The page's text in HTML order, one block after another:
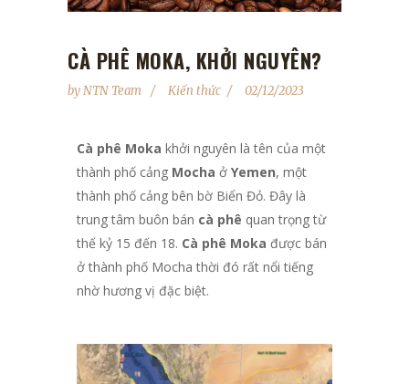
CÀ PHÊ MOKA, KHỞI NGUYÊN?
byNTN Team Kiến thức 02/12/2023
Cà phê Moka khởi nguyên là tên của một
thành phố cảng Mocha ở Yemen, một
thành phố cảng bên bờ Biển Đỏ. Đây là
trung tâm buôn bán cà phê quan trọng từ
thế kỷ 15 đến 18. Cà phê Moka được bán
ở thành phố Mocha thời đó rất nổi tiếng
nhờ hương vị đặc biệt.